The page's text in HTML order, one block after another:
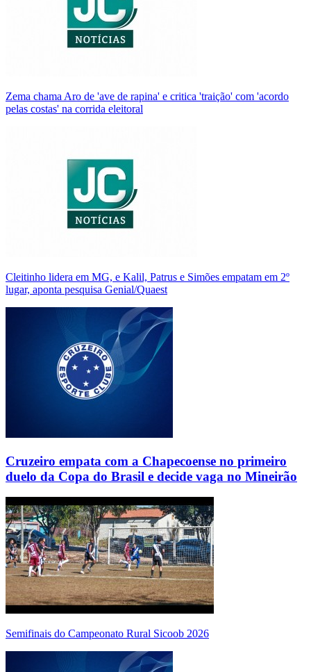
Zema chama Aro de 'ave de rapina' e critica 'traição' com 'acordo
pelas costas' na corrida eleitoral
Cleitinho lidera em MG, e Kalil, Patrus e Simões empatam em 2º
lugar, aponta pesquisa Genial/Quaest
Cruzeiro empata com a Chapecoense no primeiro
duelo da Copa do Brasil e decide vaga no Mineirão
Semifinais do Campeonato Rural Sicoob 2026